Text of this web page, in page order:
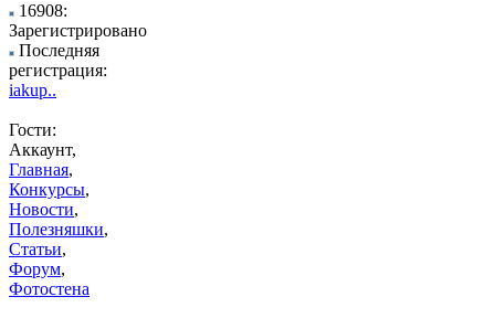
16908:
Зарегистрировано
Последняя
регистрация:
iakup..
Гости:
Аккаунт,
Главная,
Конкурсы,
Новости,
Полезняшки,
Статьи,
Форум,
Фотостена